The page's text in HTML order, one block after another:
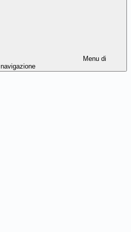
Menu di
navigazione